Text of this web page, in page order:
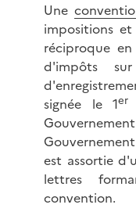
Une
impositions
réciproque
d'impôts
signée le 1er
est assortie
lettres
convention.